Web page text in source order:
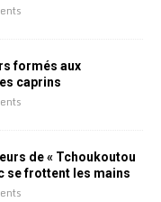
formés aux
caprins
de « Tchoukoutou
se frottent les mains